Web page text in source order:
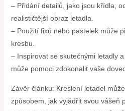
– Přidání detailů, jako jsou křídla,
realističtější obraz letadla.
– Použití fixů nebo pastelek může
kresbu.
– Inspirovat se skutečnými letadly
může pomoci zdokonalit vaše
Závěr článku: Kreslení letadel
způsobem, jak vyjádřit svou vášeň